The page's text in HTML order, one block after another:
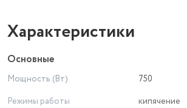
Характеристики
Основные
Мощность (Вт)
750
Режимы работы
кипячение